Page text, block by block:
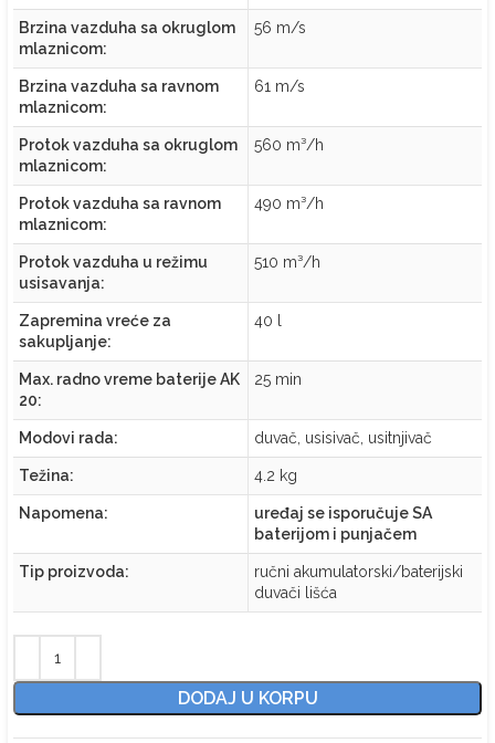
Brzina vazduha sa okruglom
mlaznicom:
56 m/s
Brzina vazduha sa ravnom
mlaznicom:
61 m/s
Protok vazduha sa okruglom
mlaznicom:
560 m³/h
Protok vazduha sa ravnom
mlaznicom:
490 m³/h
Protok vazduha u režimu
usisavanja:
510 m³/h
Zapremina vreće za
sakupljanje:
40 l
Max. radno vreme baterije AK
20:
25 min
Modovi rada: duvač, usisivač, usitnjivač
Težina: 4.2 kg
Napomena:
uređaj se isporučuje SA
baterijom i punjačem
Tip proizvoda:
ručni akumulatorski/baterijski
duvači lišća
DODAJ U KORPU